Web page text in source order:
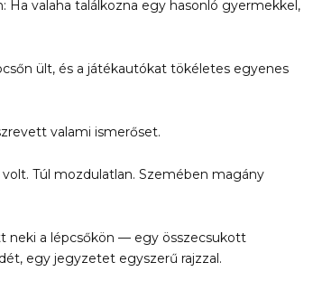
valaha találkozna egy hasonló gyermekkel,
ült, és a játékautókat tökéletes egyenes
valami ismerőset.
Túl mozdulatlan. Szemében magány
neki a lépcsőkön — egy összecsukott
egy jegyzetet egyszerű rajzzal.